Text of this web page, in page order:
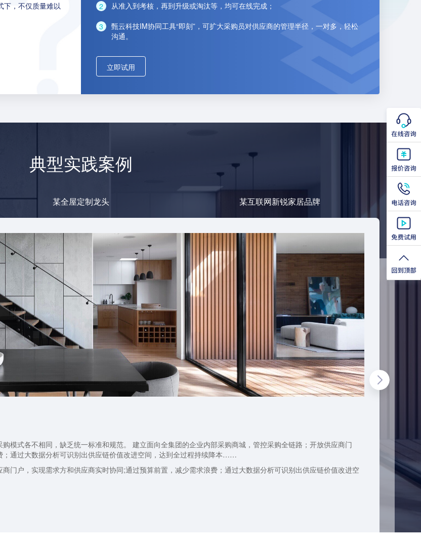
下，不仅质量难以
从准入到考核，再到升级或淘汰等，均可在线完成；
甄云科技IM协同工具“即刻”，可扩大采购员对供应商的管理半径，一对多，轻松
沟通。
立即试用
典型实践案例
某全屋定制龙头 某互联网新锐家居品牌
模式各不相同，缺乏统一标准和规范。 建立面向全集团的企业内部采购商城，管控采购全链路；开放供应商门
通过大数据分析可识别出供应链价值改进空间，达到全过程持续降本……
门户，实现需求方和供应商实时协同;通过预算前置，减少需求浪费；通过大数据分析可识别出供应链价值改进空